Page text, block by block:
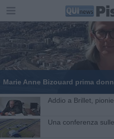
Marie Anne Bizouard prima
Addio a Brillet,
Una conferenza